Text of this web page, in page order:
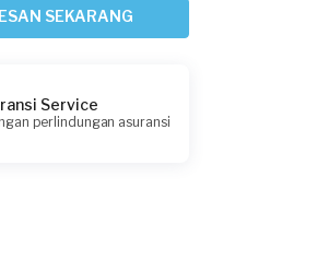
SEKARANG
Service
perlindungan asuransi